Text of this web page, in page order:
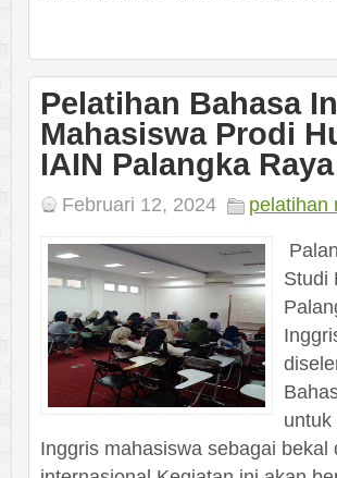
Pelatihan Bahasa
Mahasiswa Prodi
IAIN Palangka
Februari 12, 2024 pelatihan
Studi
Inggris mahasiswa sebagai